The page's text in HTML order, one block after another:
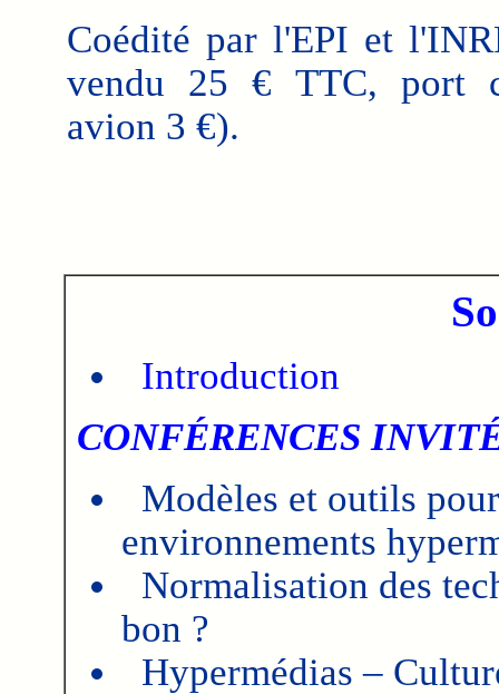
Coédité par l'EPI et
vendu 25 € TTC, port
avion 3 €).
Introduction
CONFÉRENCES
Modèles et outils
environnements
Normalisation des
bon ?
Hypermédias –